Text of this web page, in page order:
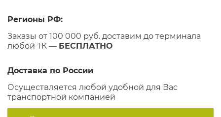
Регионы РФ:
Заказы от 100 000 руб. доставим до терминала
любой ТК — БЕСПЛАТНО
Доставка по России
Осуществляется любой удобной для Вас
транспортной компанией